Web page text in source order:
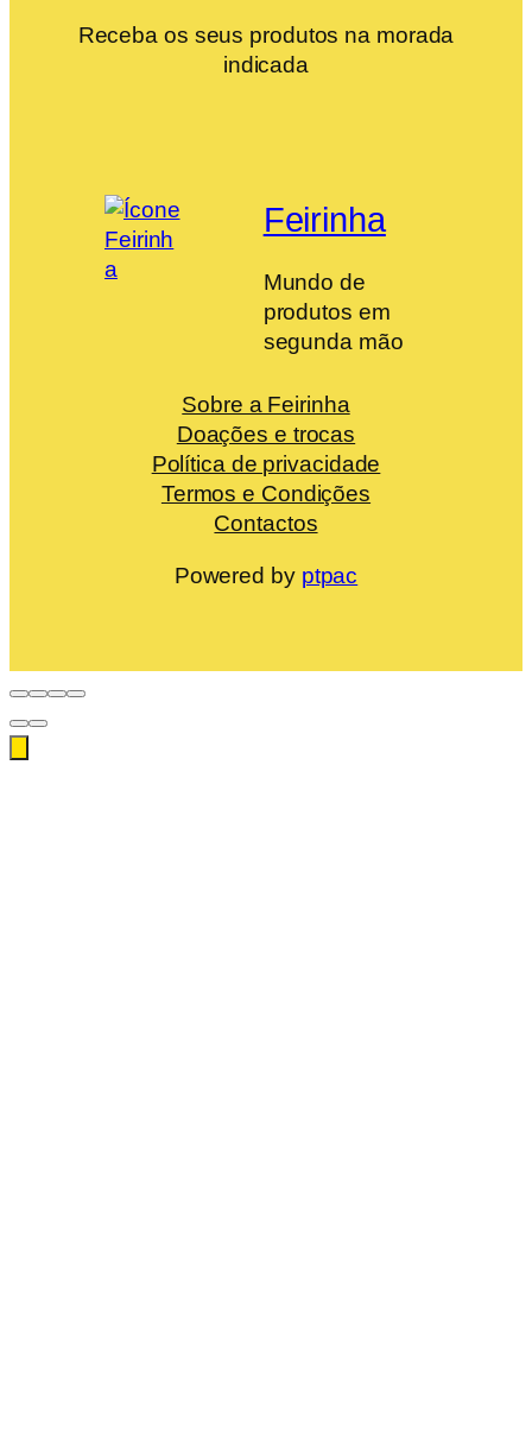
Receba os seus produtos na morada
indicada
Feirinha
Mundo de
produtos em
segunda mão
Sobre a Feirinha
Doações e trocas
Política de privacidade
Termos e Condições
Contactos
Powered by ptpac